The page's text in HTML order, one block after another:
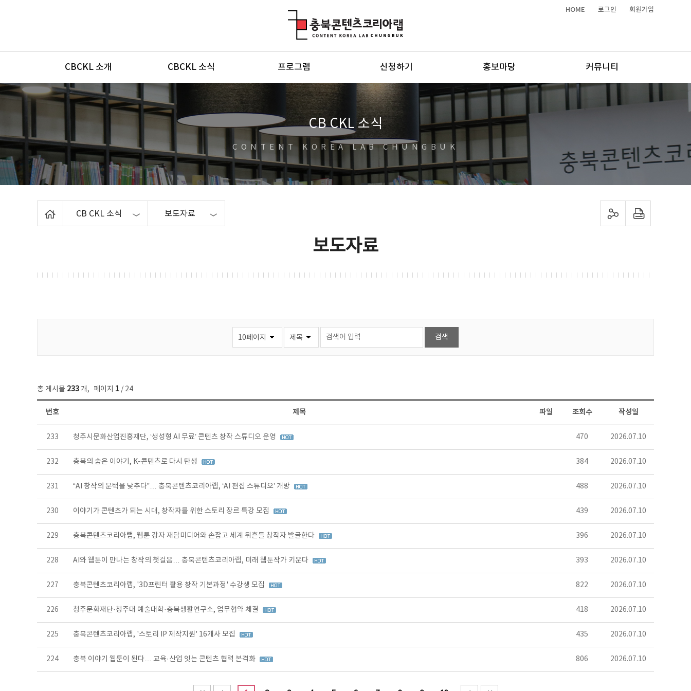
HOME 로그인 회원가입
메뉴
CBCKL 소개 CBCKL 소식 프로그램 신청하기 홍보마당 커뮤니티
CB CKL 소식
CONTENT KOREA LAB CHUNGBUK
CB CKL 소식 보도자료 sns 공유하기 프린트하기
보도자료
총 게시물 233 개, 페이지 1 / 24
보도자료 목록 - 번호, 제목, 작성자, 파일, 조회수, 작성일 정보 제공
번호 제목 파일 조회수 작성일
233 청주시문화산업진흥재단, ‘생성형 AI 무료’ 콘텐츠 창작 스튜디오 운영 470 2026.07.10
232 충북의 숨은 이야기, K-콘텐츠로 다시 탄생 384 2026.07.10
231 “AI 창작의 문턱을 낮추다”… 충북콘텐츠코리아랩, ‘AI 편집 스튜디오’ 개방 488 2026.07.10
230 이야기가 콘텐츠가 되는 시대, 창작자를 위한 스토리 장르 특강 모집 439 2026.07.10
229 충북콘텐츠코리아랩, 웹툰 강자 재담미디어와 손잡고 세계 뒤흔들 창작자 발굴한다 396 2026.07.10
228 AI와 웹툰이 만나는 창작의 첫걸음… 충북콘텐츠코리아랩, 미래 웹툰작가 키운다 393 2026.07.10
227 충북콘텐츠코리아랩, '3D프린터 활용 창작 기본과정' 수강생 모집 822 2026.07.10
226 청주문화재단·청주대 예술대학·충북생활연구소, 업무협약 체결 418 2026.07.10
225 충북콘텐츠코리아랩, '스토리 IP 제작지원' 16개사 모집 435 2026.07.10
224 충북 이야기 웹툰이 된다… 교육·산업 잇는 콘텐츠 협력 본격화 806 2026.07.10